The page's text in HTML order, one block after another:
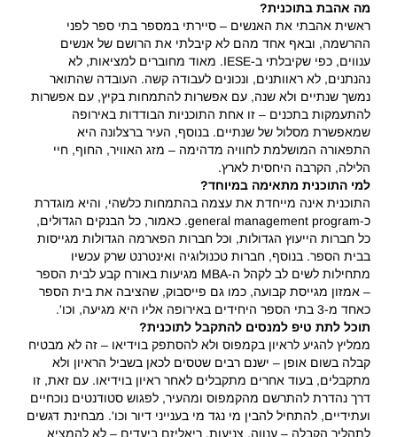
מה אהבת בתוכנית?
ראשית אהבתי את האנשים – סיירתי במספר בתי ספר לפני
ההרשמה, ובאף אחד מהם לא קיבלתי את הרושם של אנשים
ענווים, כפי שקיבלתי ב-IESE. מאוד מחוברים למציאות, לא
נהנתנים, לא ראוותנים, ונכונים לעבודה קשה. העובדה שהתואר
נמשך שנתיים ולא שנה, עם אפשרות להתמחות בקיץ, עם אפשרות
להתעמקות בתכנים – זו אחת התוכניות הבודדות באירופה
שמאפשרת מסלול של שנתיים. בנוסף, העיר ברצלונה היא
התפאורה המושלמת לחוויה מדהימה – מזג האוויר, החוף, חיי
הלילה, הקרבה היחסית לארץ.
למי התוכנית מתאימה במיוחד?
התוכנית אינה מייחדת את עצמה בהתמחות כלשהי, והיא מוגדרת
כ-general management program. כאמור, כל הבנקים הגדולים,
כל חברות הייעוץ הגדולות, וכל חברות הפארמה הגדולות מגייסות
בבית הספר. בנוסף, חברות טכנולוגיה ואינטרנט שרק עכשיו
מתחילות לשים לב לקהל ה-MBA מגיעות באורח קבע לבית הספר
– אמזון מגייסת קבועה, כמו גם פייסבוק, שהציבה את בית הספר
כאחד מ-3 בתי הספר היחידים באירופה אליו היא מגיעה, וכו'.
תוכל לתת טיפ למנסים להתקבל לתוכנית?
ממליץ להגיע לראיון בקמפוס ולא להסתפק בוידיאו – זה לא מבטיח
קבלה בשום אופן – ישנם רבים שטסים לכאן בשביל הראיון ולא
מתקבלים, בעוד אחרים מתקבלים לאחר ראיון בוידיאו. עם זאת, זו
דרך נהדרת להתרשם מהקמפוס ומהעיר, לפגוש סטודנטים נוכחיים
ועתידיים, להתחיל להבין מי נגד מי בענייני דיור וכו'. מבחינת דגשים
לתהליך הקבלה – ענווה, צניעות, ריאליזם ביעדים – לא להמציא